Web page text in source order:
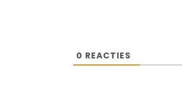
0 REACTIES